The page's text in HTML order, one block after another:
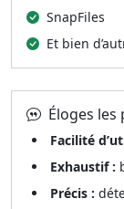
SnapFiles
Et bien
Éloges
Facilité
Exhaustif :
Précis :